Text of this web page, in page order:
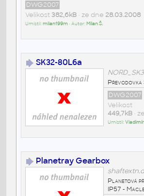
DWG2007
Velikost382,6kB• ze dne 28.03.2008
Umístil:milan199m• Autor: Milan Š.
SK32-80L6a
DWG2007
Velikost
449,7kB•
Umístil:Vladimír
Planetray Gearbox
Planetová
IP57 -